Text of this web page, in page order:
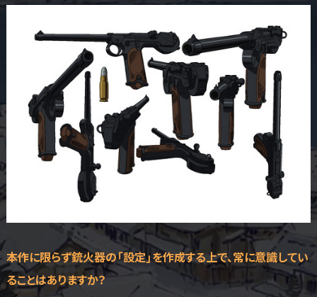
――本作に限らず銃火器の「設定」を作成する上で、常に意識してい
ることはありますか？